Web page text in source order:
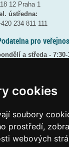
cookies
soubory
prostředí,
webových
12 Praha 1
ústředna:
234 811 111
pro
a středa - 7:30-
- 9:30 -
podatelna:
gov cz